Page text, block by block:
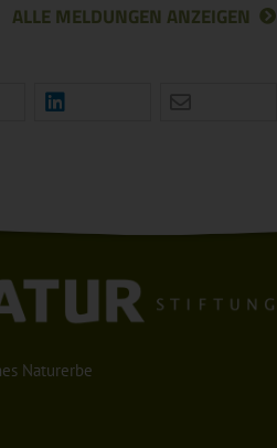
ALLE MELDUNGEN ANZEIGEN
Naturerbe